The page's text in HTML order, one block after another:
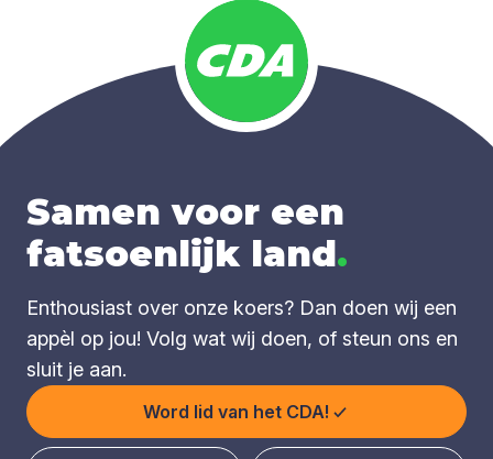
Samen voor een
fatsoenlijk land.
Enthousiast over onze koers? Dan doen wij een
appèl op jou! Volg wat wij doen, of steun ons en
sluit je aan.
Word lid van het CDA!